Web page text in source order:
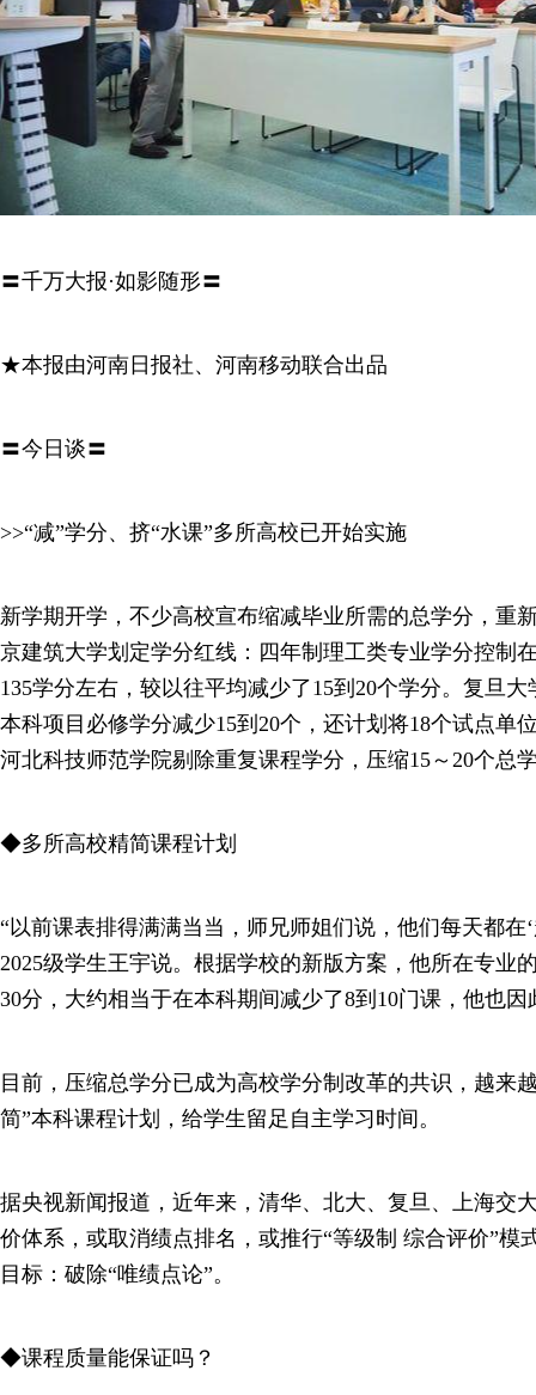
〓千万大报·如影随形〓
★本报由河南日报社、河南移动联合出品
〓今日谈〓
>>“减”学分、挤“水课”多所高校已开始实施
新学期开学，不少高校宣布缩减毕业所需的总学分，重
京建筑大学划定学分红线：四年制理工类专业学分控制
135学分左右，较以往平均减少了15到20个学分。复旦
本科项目必修学分减少15到20个，还计划将18个试点单
河北科技师范学院剔除重复课程学分，压缩15～20个
◆多所高校精简课程计划
“以前课表排得满满当当，师兄师姐们说，他们每天都在
2025级学生王宇说。根据学校的新版方案，他所在专业
30分，大约相当于在本科期间减少了8到10门课，他也
目前，压缩总学分已成为高校学分制改革的共识，越来
简”本科课程计划，给学生留足自主学习时间。
据央视新闻报道，近年来，清华、北大、复旦、上海交
价体系，或取消绩点排名，或推行“等级制 综合评价”模
目标：破除“唯绩点论”。
◆课程质量能保证吗？